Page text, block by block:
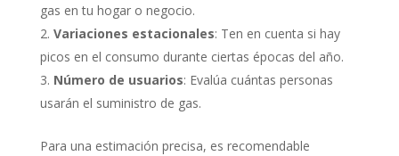
gas en tu hogar o negocio.
Variaciones estacionales: Ten en cuenta si hay
picos en el consumo durante ciertas épocas del año.
Número de usuarios: Evalúa cuántas personas
usarán el suministro de gas.
Para una estimación precisa, es recomendable